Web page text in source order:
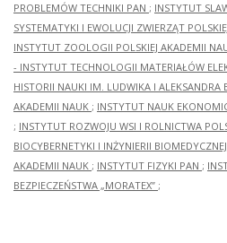
PROBLEMÓW TECHNIKI PAN ; INSTYTUT
SYSTEMATYKI I EWOLUCJI ZWIERZĄT
INSTYTUT ZOOLOGII POLSKIEJ AKADEMII
- INSTYTUT TECHNOLOGII MATERIAŁÓW
HISTORII NAUKI IM. LUDWIKA I ALEKSANDRA
AKADEMII NAUK ; INSTYTUT NAUK
; INSTYTUT ROZWOJU WSI I ROLNICTWA
BIOCYBERNETYKI I INŻYNIERII
AKADEMII NAUK ; INSTYTUT FIZYKI PAN ;
BEZPIECZEŃSTWA „MORATEX” ;